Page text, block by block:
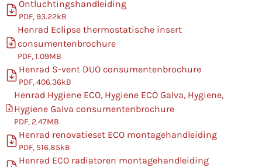
Ontluchtingshandleiding
PDF, 93.22kB
Henrad Eclipse thermostatische insert
consumentenbrochure
PDF, 1.09MB
Henrad S-vent DUO consumentenbrochure
PDF, 406.36kB
Henrad Hygiene ECO, Hygiene ECO Galva, Hygiene,
Hygiene Galva consumentenbrochure
PDF, 2.47MB
Henrad renovatieset ECO montagehandleiding
PDF, 516.85kB
Henrad ECO radiatoren montagehandleiding